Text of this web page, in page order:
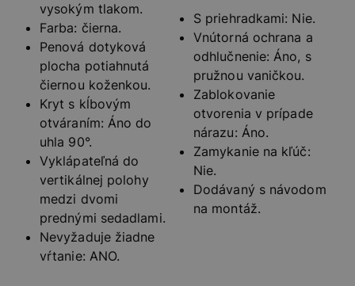
vysokým tlakom.
Farba: čierna.
Penová dotyková
plocha potiahnutá
čiernou koženkou.
Kryt s kĺbovým
otváraním: Áno do
uhla 90°.
Vyklápateľná do
vertikálnej polohy
medzi dvomi
prednými sedadlami.
Nevyžaduje žiadne
vŕtanie: ANO.
S priehradkami: Nie.
Vnútorná ochrana a
odhlučnenie: Áno, s
pružnou vaničkou.
Zablokovanie
otvorenia v prípade
nárazu: Áno.
Zamykanie na kľúč:
Nie.
Dodávaný s návodom
na montáž.